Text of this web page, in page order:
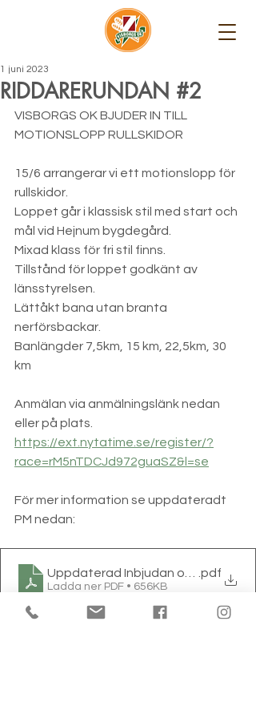
RIDDARERUNDAN #2
1 juni 2023
VISBORGS OK BJUDER IN TILL
MOTIONSLOPP RULLSKIDOR
15/6 arrangerar vi ett motionslopp för
rullskidor.
Loppet går i klassisk stil med start och
mål vid Hejnum bygdegård.
Mixad klass för fri stil finns.
Tillstånd för loppet godkänt av
länsstyrelsen.
Lättåkt bana utan branta
nerförsbackar.
Banlängder 7,5km, 15 km, 22,5km, 30
km
Anmälan via anmälningslänk nedan
eller på plats.
https://ext.nytatime.se/register/?
race=rM5nTDCJd972guaSZ&l=se
För mer information se uppdateradt
PM nedan:
Uppdaterad Inbjudan och pm
.pdf
Ladda ner PDF • 656KB